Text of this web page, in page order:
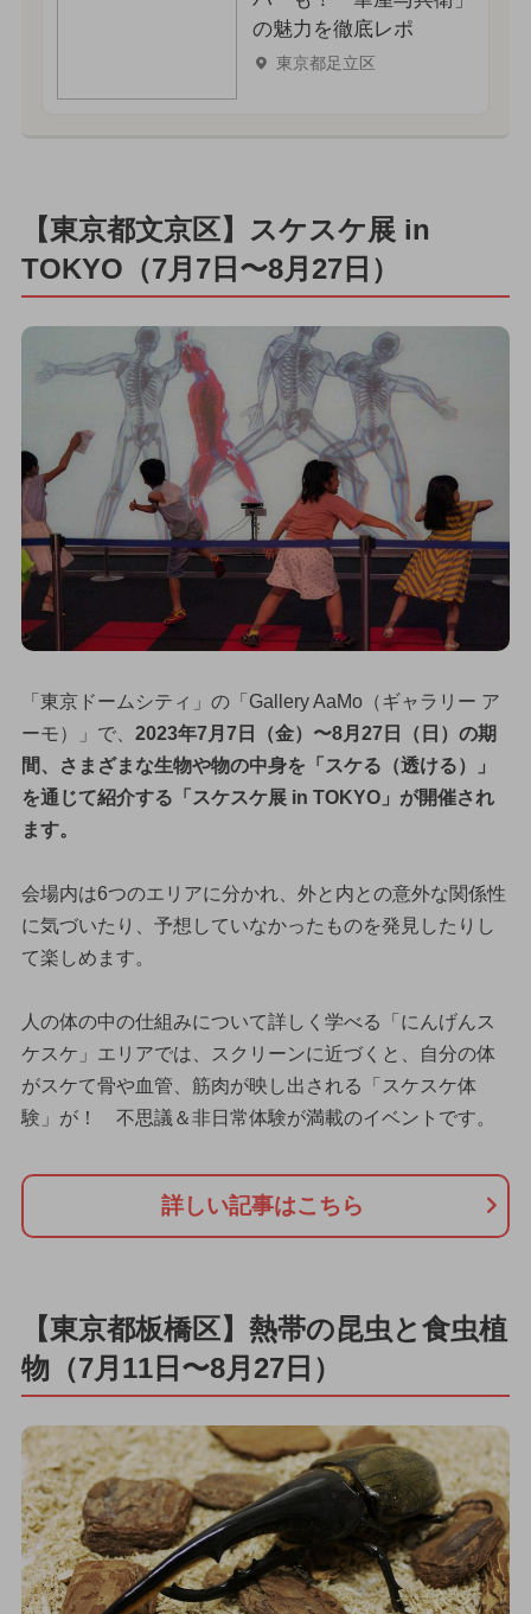
の魅力を徹底レポ
東京都足立区
【東京都文京区】スケスケ展 in
TOKYO（7月7日〜8月27日）
「東京ドームシティ」の「Gallery AaMo（ギャラリー ア
ーモ）」で、 2023年7月7日（金）〜8月27日（日）の期
間、さまざまな生物や物の中身を「スケる（透ける）」
を通じて紹介する「スケスケ展 in TOKYO」が開催され
ます。
会場内は6つのエリアに分かれ、外と内との意外な関係性
に気づいたり、予想していなかったものを発見したりし
て楽しめます。
人の体の中の仕組みについて詳しく学べる「にんげんス
ケスケ」エリアでは、スクリーンに近づくと、自分の体
がスケて骨や血管、筋肉が映し出される「スケスケ体
験」が！ 不思議＆非日常体験が満載のイベントです。
詳しい記事はこちら
【東京都板橋区】熱帯の昆虫と食虫植
物（7月11日〜8月27日）